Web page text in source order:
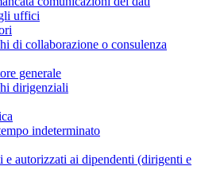
uffici
di collaborazione o consulenza
generale
dirigenziali
indeterminato
e autorizzati ai dipendenti (dirigenti e